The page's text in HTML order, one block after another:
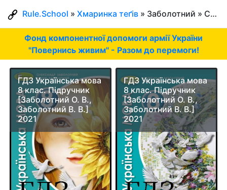
Rule.School » Хмаринка теґів » Заболотний » Сторінка 2
Фонд компонентної допомоги армії України
"Повернись живим" - Разом до перемоги!
ГДЗ Українська мова
8 клас. Підручник
[Заболотний О. В.,
Заболотний В. В.]
2021
ГДЗ Українська мова
8 клас. Підручник
[Заболотний О. В.,
Заболотний В. В.]
2021